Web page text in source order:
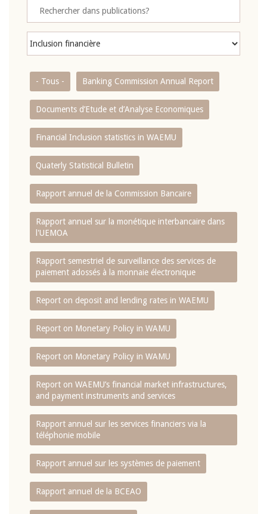
- Tous - Banking Commission Annual Report
Documents d’Etude et d’Analyse Economiques
Financial Inclusion statistics in WAEMU
Quaterly Statistical Bulletin
Rapport annuel de la Commission Bancaire
Rapport annuel sur la monétique interbancaire dans
l'UEMOA
Rapport semestriel de surveillance des services de
paiement adossés à la monnaie électronique
Report on deposit and lending rates in WAEMU
Report on Monetary Policy in WAMU
Report on Monetary Policy in WAMU
Report on WAEMU’s financial market infrastructures,
and payment instruments and services
Rapport annuel sur les services financiers via la
téléphonie mobile
Rapport annuel sur les systèmes de paiement
Rapport annuel de la BCEAO